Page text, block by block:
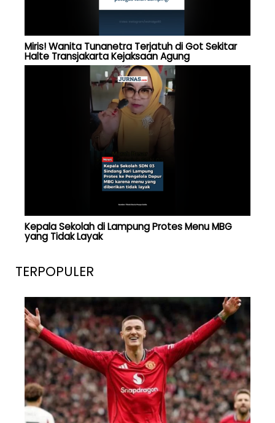
Miris! Wanita Tunanetra Terjatuh di Got Sekitar
Halte Transjakarta Kejaksaan Agung
Kepala Sekolah di Lampung Protes Menu MBG
yang Tidak Layak
TERPOPULER